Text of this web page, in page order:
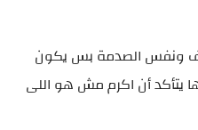
ونفس الصدمة بس يكون
أن اكرم مش هو اللى